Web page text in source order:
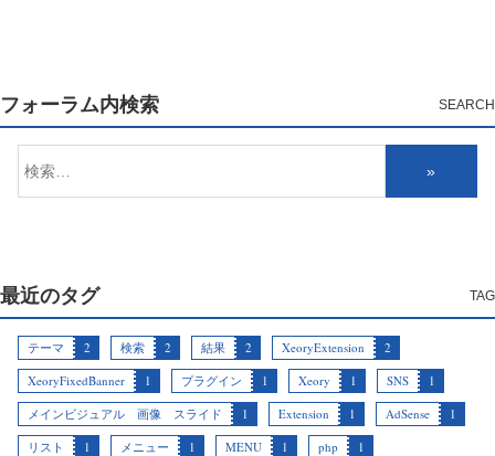
フォーラム内検索
最近のタグ
テーマ 2 検索 2 結果 2 XeoryExtension
2
XeoryFixedBanner
1 プラグイン 1 Xeory 1 SNS
1
メインビジュアル 画像 スライド
1 Extension 1 AdSense
1
リスト
1 メニュー 1 MENU 1 php
1